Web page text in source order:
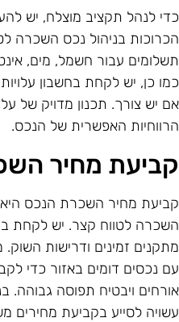
לנהל תקציב מוצלח, יש
בניהול נכס השכרה
עבור חשמל, מים,
כן, יש לקחת בחשבון עלויות
יש צורך. תכנון מדויק של
האפשרית של הנכס.
מחיר
מחיר השכרת הנכס היא
לטווח קצר. יש לקחת
זמינים ודרישות השוק.
נכסים דומים באזור כדי
ויבטיח תפוסה גבוהה.
לסייע בקביעת מחירים